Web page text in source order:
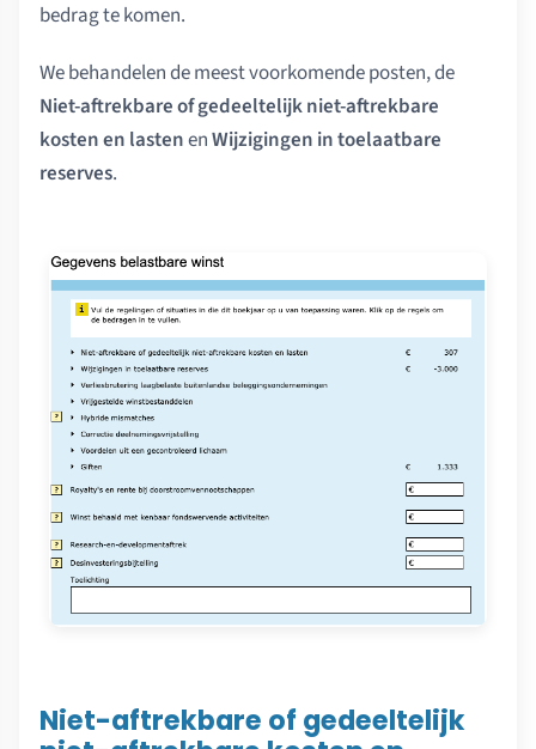
bedrag te komen.
We behandelen de meest voorkomende posten, de
Niet-aftrekbare of gedeeltelijk niet-aftrekbare
kosten en lastenenWijzigingen in toelaatbare
reserves.
Niet-aftrekbare of gedeeltelijk